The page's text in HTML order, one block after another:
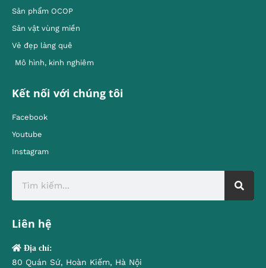
Sản phẩm OCOP
Sản vật vùng miền
Vẻ đẹp làng quê
Mô hình, kinh nghiêm
Kết nối với chúng tôi
Facebook
Youtube
Instagram
Liên hệ
Địa chỉ:
80 Quán Sứ, Hoàn Kiếm, Hà Nội